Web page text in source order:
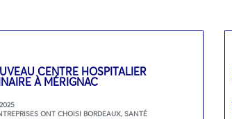
CENTRE HOSPITALIER
À MÉRIGNAC
ONT CHOISI BORDEAUX,SANTÉ